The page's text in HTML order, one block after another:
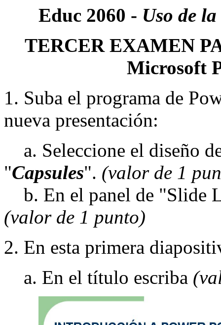
Educ 2060 - Uso de
TERCER EXAMEN
Microsoft
1. Suba el programa de
nueva presentación:
a. Seleccione el diseño
"Capsules". (valor de 1
b. En el panel de "Slide
(valor de 1 punto)
2. En esta primera
a. En el título escriba